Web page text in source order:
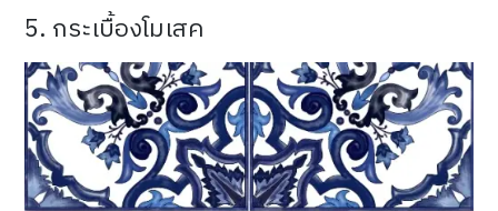
5. กระเบื้องโมเสค